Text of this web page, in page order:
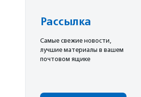
Рассылка
Cамые свежие новости,
лучшие материалы в вашем
почтовом ящике